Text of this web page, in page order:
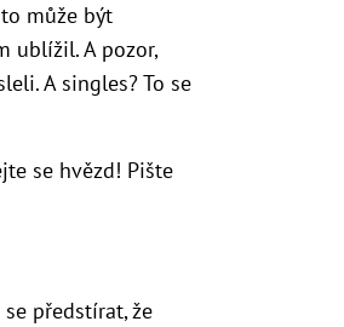
může být
ublížil. A pozor,
A singles? To se
se hvězd! Pište
předstírat, že